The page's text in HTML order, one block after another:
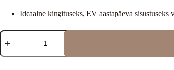
Ideaalne kingituseks, EV aastapäeva
Puruküünal
“Minu
kogus